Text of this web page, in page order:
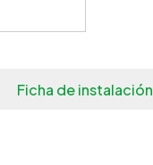
Ficha de instalación